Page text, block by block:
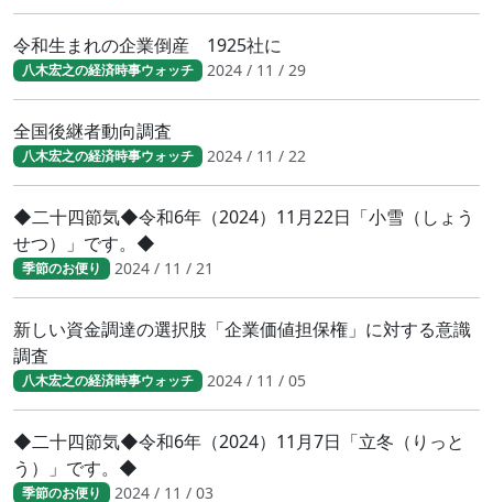
令和生まれの企業倒産 1925社に
八木宏之の経済時事ウォッチ 2024 / 11 / 29
全国後継者動向調査
八木宏之の経済時事ウォッチ 2024 / 11 / 22
◆二十四節気◆令和6年（2024）11月22日「小雪（しょう
せつ）」です。◆
季節のお便り 2024 / 11 / 21
新しい資金調達の選択肢「企業価値担保権」に対する意識
調査
八木宏之の経済時事ウォッチ 2024 / 11 / 05
◆二十四節気◆令和6年（2024）11月7日「立冬（りっと
う）」です。◆
季節のお便り 2024 / 11 / 03